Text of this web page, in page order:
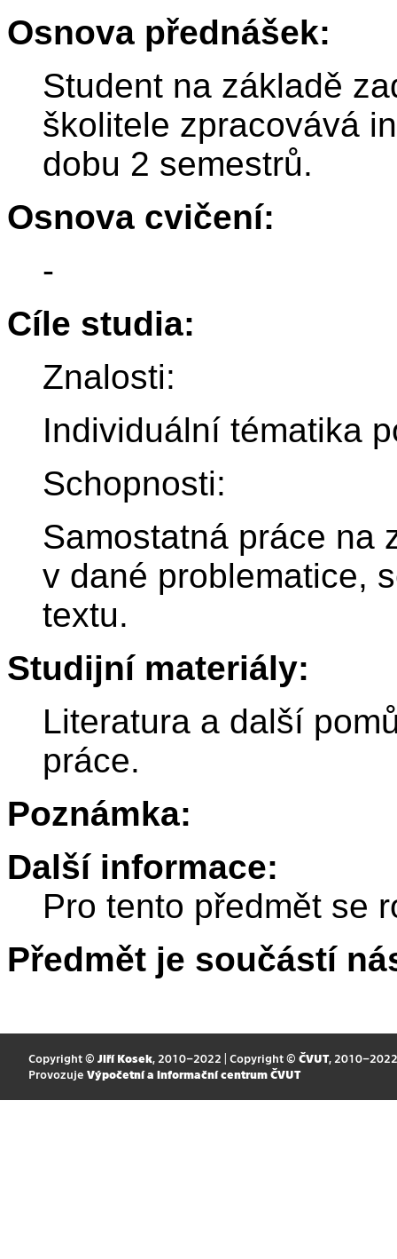
Osnova přednášek:
Student na základě
školitele zpracovává
dobu 2 semestrů.
Osnova cvičení:
-
Cíle studia:
Znalosti:
Individuální tématika
Schopnosti:
Samostatná práce na
v dané problematice,
textu.
Studijní materiály:
Literatura a další
práce.
Poznámka:
Další informace:
Pro tento předmět se
Předmět je součástí
Copyright © Jiří Kosek, 2010–2022 | Copyright © ČVUT, 2010–2022
Provozuje Výpočetní a informační centrum ČVUT